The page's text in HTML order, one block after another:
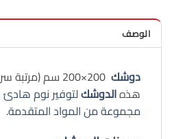
الوصف
دوشك
200×200 سم
هذهالدوشكلتوفير نوم هادئ
مجموعة من المواد المتقدمة.